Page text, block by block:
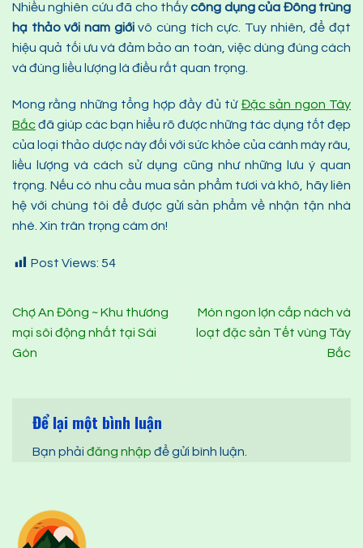
Nhiều nghiên cứu đã cho thấycông dụng của Đông trùng
hạ thảo với nam giớivô cùng tích cực. Tuy nhiên, để đạt
hiệu quả tối ưu và đảm bảo an toàn, việc dùng đúng cách
và đúng liều lượng là điều rất quan trọng.
Mong rằng những tổng hợp đầy đủ từ Đặc sản ngon Tây
Bắcđã giúp các bạn hiểu rõ được những tác dụng tốt đẹp
của loại thảo dược này đối với sức khỏe của cánh mày râu,
liều lượng và cách sử dụng cũng như những lưu ý quan
trọng. Nếu có nhu cầu mua sản phẩm tươi và khô, hãy liên
hệ với chúng tôi để được gửi sản phẩm về nhận tận nhà
nhé. Xin trân trọng cám ơn!
Post Views: 54
Chợ An Đông ~ Khu thương
mại sôi động nhất tại Sài
Gòn
Món ngon lợn cắp nách và
loạt đặc sản Tết vùng Tây
Bắc
Để lại một bình luận
Bạn phải đăng nhập để gửi bình luận.